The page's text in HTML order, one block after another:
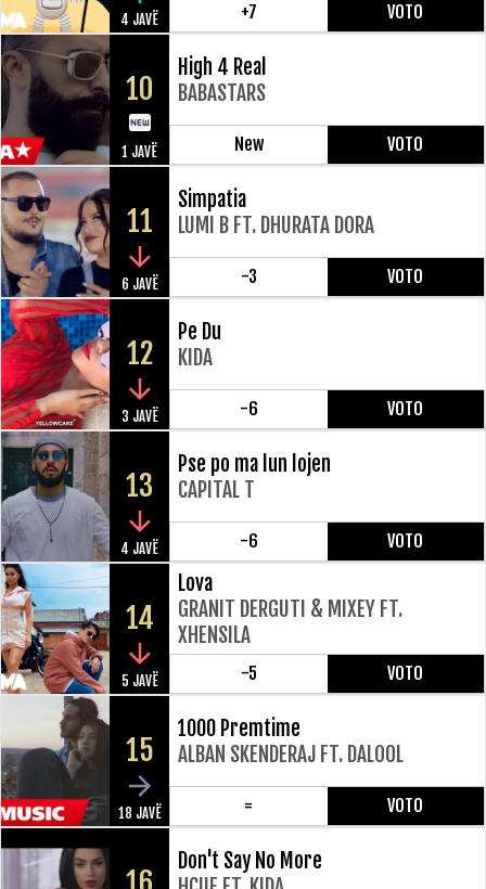
4 JAVË +7 VOTO
10
1 JAVË
High 4 Real
BABASTARS
New VOTO
11
6 JAVË
Simpatia
LUMI B FT. DHURATA DORA
-3 VOTO
12
3 JAVË
Pe Du
KIDA
-6 VOTO
13
4 JAVË
Pse po ma lun lojen
CAPITAL T
-6 VOTO
14
5 JAVË
Lova
GRANIT DERGUTI & MIXEY FT.
XHENSILA
-5 VOTO
15
18 JAVË
1000 Premtime
ALBAN SKENDERAJ FT. DALOOL
= VOTO
Don't Say No More